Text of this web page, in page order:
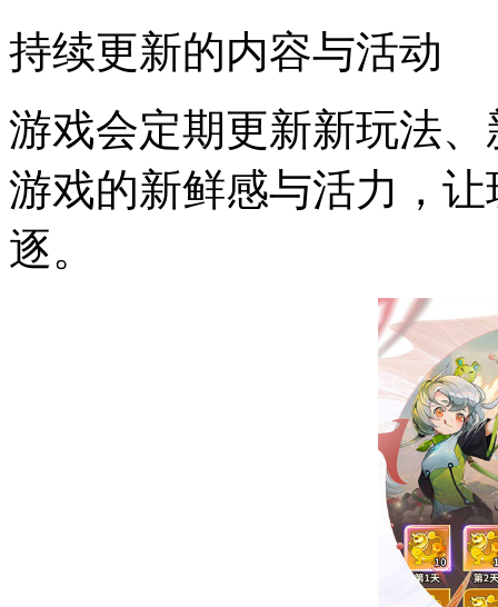
持续更新的内容与活动
游戏会定期更新新玩法
游戏的新鲜感与活力，
逐。